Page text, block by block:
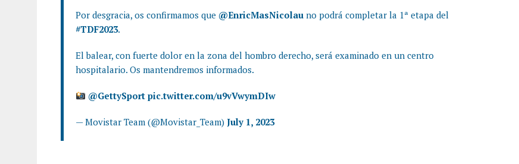
Por desgracia, os confirmamos que @EnricMasNicolau no podrá completar la 1ª etapa del
#TDF2023.
El balear, con fuerte dolor en la zona del hombro derecho, será examinado en un centro
hospitalario. Os mantendremos informados.
@GettySport pic.twitter.com/u9vVwymDIw
— Movistar Team (@Movistar_Team) July 1, 2023